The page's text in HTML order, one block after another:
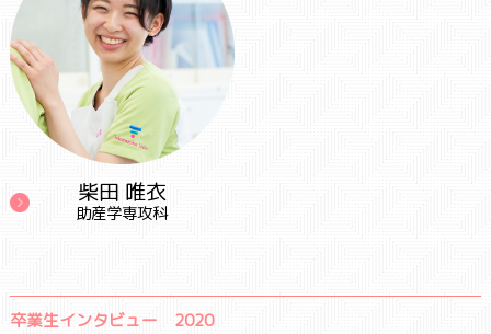
柴田 唯衣
助産学専攻科
卒業生インタビュー 2020